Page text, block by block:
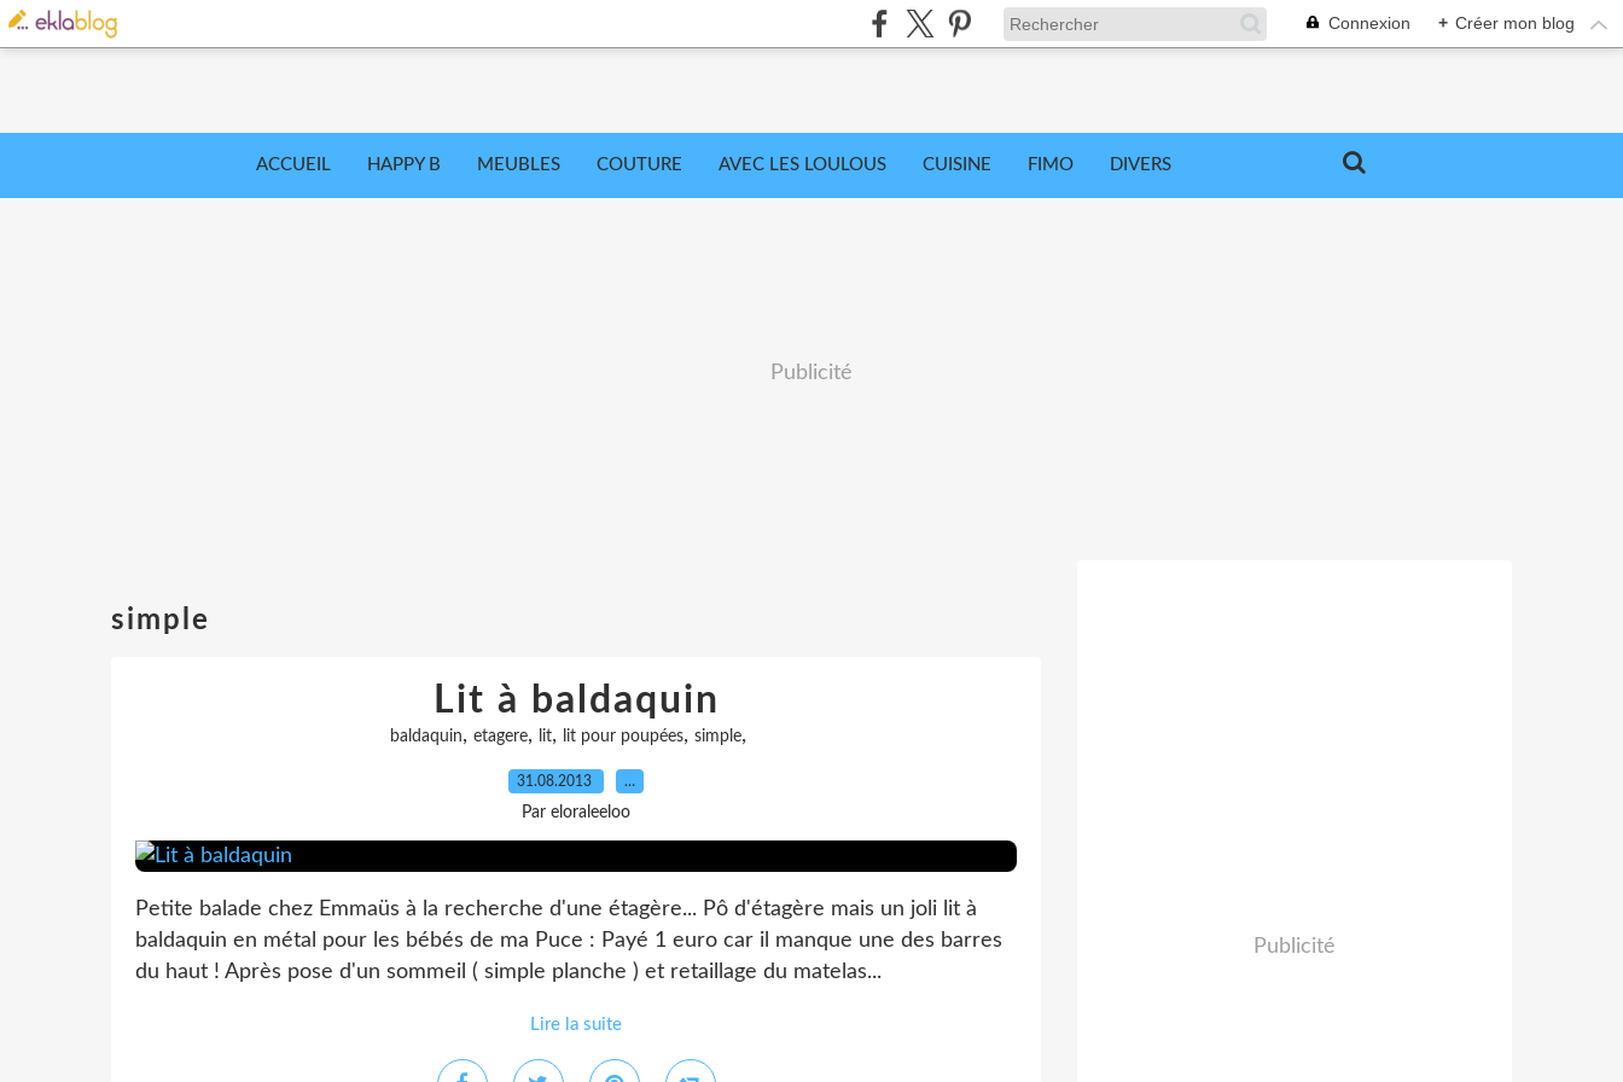
Connexion + Créer mon blog
ACCUEIL HAPPY B MEUBLES COUTURE AVEC LES LOULOUS CUISINE FIMO DIVERS
Publicité
simple
Lit à baldaquin
baldaquin, etagere, lit, lit pour poupées, simple,
31.08.2013 …
Par eloraleeloo
Petite balade chez Emmaüs à la recherche d'une étagère... Pô d'étagère mais un joli lit à
baldaquin en métal pour les bébés de ma Puce : Payé 1 euro car il manque une des barres
du haut ! Après pose d'un sommeil ( simple planche ) et retaillage du matelas...
Lire la suite
Publicité